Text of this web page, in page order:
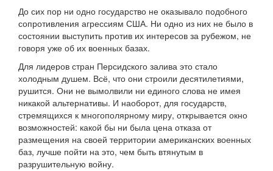
До сих пор ни одно государство не оказывало подобного
сопротивления агрессиям США. Ни одно из них не было в
состоянии выступить против их интересов за рубежом, не
говоря уже об их военных базах.
Для лидеров стран Персидского залива это стало
холодным душем. Всё, что они строили десятилетиями,
рушится. Они не вымолвили ни единого слова не имея
никакой альтернативы. И наоборот, для государств,
стремящихся к многополярному миру, открывается окно
возможностей: какой бы ни была цена отказа от
размещения на своей территории американских военных
баз, лучше пойти на это, чем быть втянутым в
разрушительную войну.